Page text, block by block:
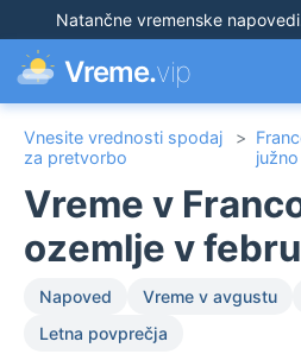
Natančne vremenske napovedi
Vreme.vip
Vnesite vrednosti spodaj
za pretvorbo
>
Vreme v
ozemlje v
Napoved Vreme v avgustu
Letna povprečja